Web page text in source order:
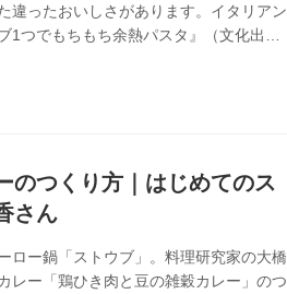
違ったおいしさがあります。イタリアン
つでもちもち余熱パスタ』（文化出版
力と「フレッシュトマトのパスタ」の
のつくり方｜はじめてのス
さん
ロー鍋「ストウブ」。料理研究家の大橋
レー「鶏ひき肉と豆の雑穀カレー」のつ